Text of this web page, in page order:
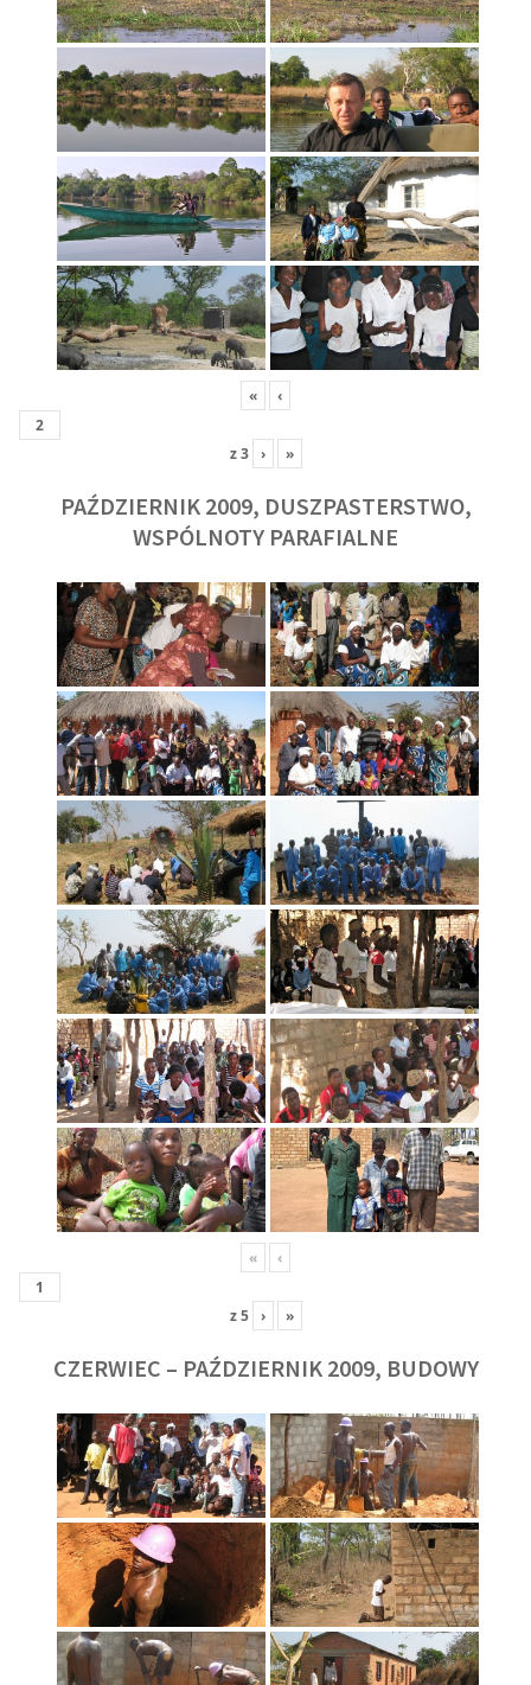
« ‹
z3 › »
PAŹDZIERNIK 2009, DUSZPASTERSTWO,
WSPÓLNOTY PARAFIALNE
« ‹
z5 › »
CZERWIEC – PAŹDZIERNIK 2009, BUDOWY